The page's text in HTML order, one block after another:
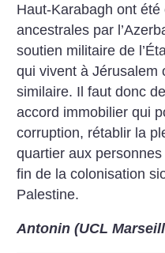
Haut-Karabagh ont été
ancestrales par
soutien militaire de
qui vivent à Jérusalem
similaire. Il faut donc
accord immobilier qui
corruption, rétablir la
quartier aux
fin de la colonisation
Palestine.
Antonin (UCL